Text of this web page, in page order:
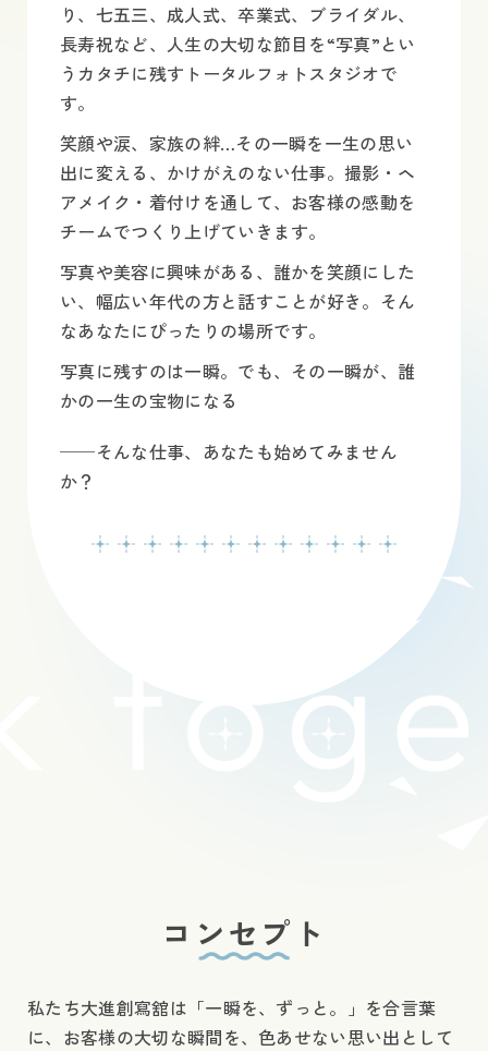
り、七五三、成人式、卒業式、ブライダル、
長寿祝など、人生の大切な節目を“写真”とい
うカタチに残すトータルフォトスタジオで
す。
笑顔や涙、家族の絆…その一瞬を一生の思い
出に変える、かけがえのない仕事。撮影・ヘ
アメイク・着付けを通して、お客様の感動を
チームでつくり上げていきます。
写真や美容に興味がある、誰かを笑顔にした
い、幅広い年代の方と話すことが好き。そん
なあなたにぴったりの場所です。
写真に残すのは一瞬。でも、その一瞬が、誰
かの一生の宝物になる
──そんな仕事、あなたも始めてみません
か？
コンセプト
私たち大進創寫舘は「一瞬を、ずっと。」を合言葉
に、お客様の大切な瞬間を、色あせない思い出として